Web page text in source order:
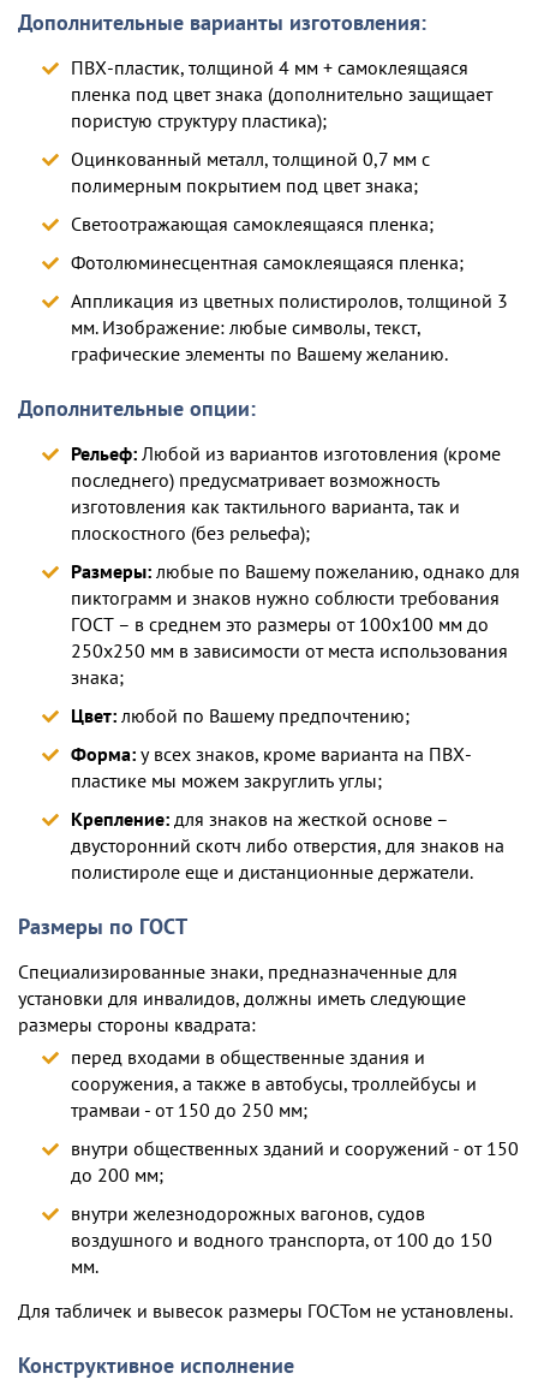
Дополнительные варианты изготовления:
ПВХ-пластик, толщиной 4 мм + самоклеящаяся
пленка под цвет знака (дополнительно защищает
пористую структуру пластика);
Оцинкованный металл, толщиной 0,7 мм с
полимерным покрытием под цвет знака;
Светоотражающая самоклеящаяся пленка;
Фотолюминесцентная самоклеящаяся пленка;
Аппликация из цветных полистиролов, толщиной 3
мм. Изображение: любые символы, текст,
графические элементы по Вашему желанию.
Дополнительные опции:
Рельеф: Любой из вариантов изготовления (кроме
последнего) предусматривает возможность
изготовления как тактильного варианта, так и
плоскостного (без рельефа);
Размеры: любые по Вашему пожеланию, однако для
пиктограмм и знаков нужно соблюсти требования
ГОСТ – в среднем это размеры от 100х100 мм до
250х250 мм в зависимости от места использования
знака;
Цвет: любой по Вашему предпочтению;
Форма: у всех знаков, кроме варианта на ПВХ-
пластике мы можем закруглить углы;
Крепление: для знаков на жесткой основе –
двусторонний скотч либо отверстия, для знаков на
полистироле еще и дистанционные держатели.
Размеры по ГОСТ
Специализированные знаки, предназначенные для
установки для инвалидов, должны иметь следующие
размеры стороны квадрата:
перед входами в общественные здания и
сооружения, а также в автобусы, троллейбусы и
трамваи - от 150 до 250 мм;
внутри общественных зданий и сооружений - от 150
до 200 мм;
внутри железнодорожных вагонов, судов
воздушного и водного транспорта, от 100 до 150
мм.
Для табличек и вывесок размеры ГОСТом не установлены.
Конструктивное исполнение